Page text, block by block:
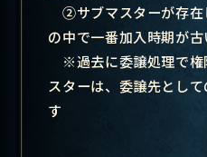
②サブマスターが存在
の中で一番加入時期が
※過去に委譲処理で権
スターは、委譲先とし
す